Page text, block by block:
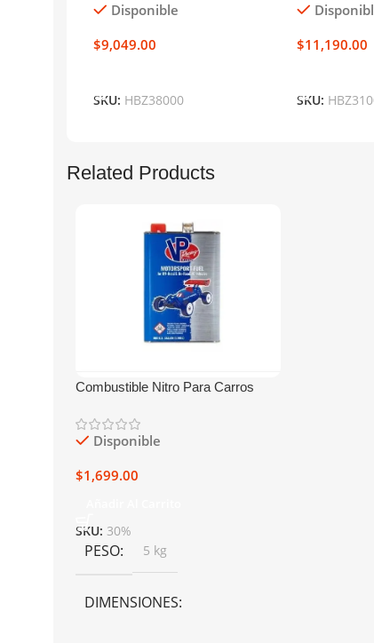
Disponible
$9,049.00
SKU: HBZ38000
$11,190.00
SKU:
Related Products
Combustible Nitro Para Carros
Disponible
$1,699.00
SKU: 30%
PESO 5 kg
DIMENSIONES